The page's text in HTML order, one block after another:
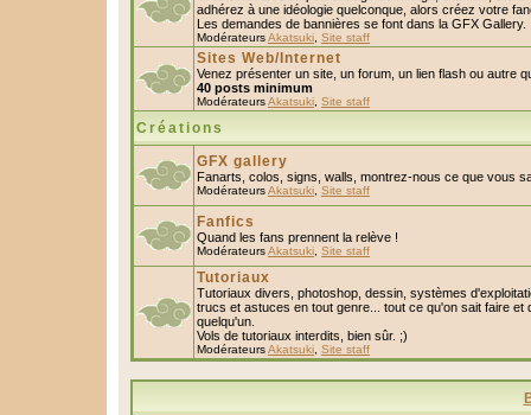
adhérez à une idéologie quelconque, alors créez votre
Les demandes de bannières se font dans la GFX Gallery.
ModérateursAkatsuki Site staff
Sites Web/Internet
Venez présenter un site, un forum, un lien flash ou autre
40 posts minimum
ModérateursAkatsuki Site staff
Créations
GFX gallery
Fanarts, colos, signs, walls, montrez-nous ce que vous
ModérateursAkatsuki Site staff
Fanfics
Quand les fans prennent la relève !
ModérateursAkatsuki Site staff
Tutoriaux
Tutoriaux divers, photoshop, dessin, systèmes
trucs et astuces en tout genre... tout ce qu'on sait faire et
quelqu'un.
Vols de tutoriaux interdits, bien sûr. ;)
ModérateursAkatsuki Site staff